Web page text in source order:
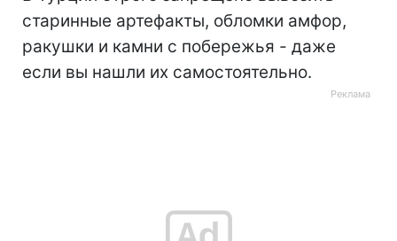
старинные артефакты, обломки амфор,
ракушки и камни с побережья - даже
если вы нашли их самостоятельно.